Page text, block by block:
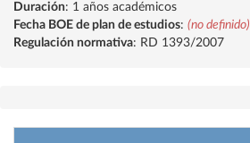
Duración: 1 años académicos
Fecha BOE de plan de estudios: (no definido)
Regulación normativa: RD 1393/2007